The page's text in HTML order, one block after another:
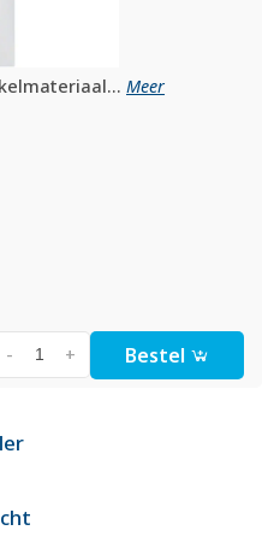
Meer
+
- Bestel